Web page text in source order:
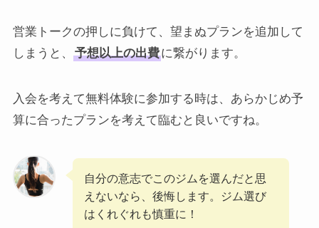
営業トークの押しに負けて、望まぬプランを追加して
しまうと、
予想以上の出費に繋がります。
入会を考えて無料体験に参加する時は、あらかじめ予
算に合ったプランを考えて臨むと良いですね。
自分の意志でこのジムを選んだと思
えないなら、後悔します。ジム選び
はくれぐれも慎重に！